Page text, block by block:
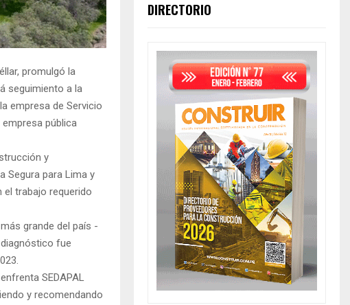
promulgó la
seguimiento a la
empresa de Servicio
empresa pública
y
Segura para Lima y
el trabajo requerido
grande del país -
fue
SEDAPAL
y recomendando
DIRECTORIO